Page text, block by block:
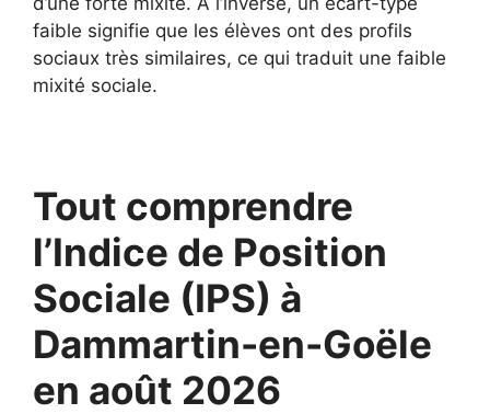
faible signifie que les élèves ont des profils
sociaux très similaires, ce qui traduit une faible
mixité sociale.
Tout comprendre
l’Indice de Position
Sociale (IPS) à
Dammartin-en-Goële
en août 2026